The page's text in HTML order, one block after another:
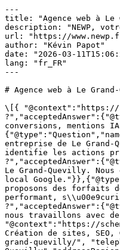
---
title: "Agence web à Le Grand-Quevilly"
description: "NEWP, votre agence web à Le Grand-Quevilly. Création de sites, SEO, GEO, marketing digital et IA. Audit gratuit, devis sous 48h."
url: "https://www.newp.fr/agence-web/le-grand-quevilly/"
author: "Kévin Papot"
date: "2026-03-11T15:06:27+00:00"
lang: "fr_FR"
---

# Agence web à Le Grand-Quevilly

\[{ "@context":"https://schema.org", "@type":"FAQPage", "mainEntity":\[{"@type":"Question","name":"Puis-je suivre les r\\u00e9sultats de ma strat\\u00e9gie digitale ?","acceptedAnswer":{"@type":"Answer","text":"Bien s\\u00fbr. Nous fournissons un reporting mensuel d\\u00e9taill\\u00e9 : positions Google, trafic organique, conversions, mentions IA, co\\u00fbt par lead et ROI. Vous avez une vision claire et transparente de l'\\u00e9volution de votre visibilit\\u00e9."}},{"@type":"Question","name":"Proposez-vous des audits gratuits ?","acceptedAnswer":{"@type":"Answer","text":"Oui, nous proposons un audit SEO et GEO gratuit pour toute entreprise de Le Grand-Quevilly souhaitant \\u00e9valuer sa visibilit\\u00e9 en ligne. Cet audit analyse votre positionnement Google, votre visibilit\\u00e9 IA et identifie les actions prioritaires."}},{"@type":"Question","name":"NEWP peut-il m'aider avec le r\\u00e9f\\u00e9rencement local \\u00e0 Le Grand-Quevilly ?","acceptedAnswer":{"@type":"Answer","text":"Absolument. Le r\\u00e9f\\u00e9rencement local est essentiel pour capter la client\\u00e8le de proximit\\u00e9 \\u00e0 Le Grand-Quevilly. Nous optimisons votre fiche Google Business Profile, vos citations NAP et votre contenu g\\u00e9olocalis\\u00e9 pour appara\\u00eetre dans le pack local Google."}},{"@type":"Question","name":"NEWP propose-t-il de la maintenance web \\u00e0 Le Grand-Quevilly ?","acceptedAnswer":{"@type":"Answer","text":"Oui, nous proposons des forfaits de maintenance WordPress incluant mises \\u00e0 jour, sauvegardes, monitoring de s\\u00e9curit\\u00e9 et support technique. Votre site reste performant, s\\u00e9curis\\u00e9 et \\u00e0 jour en permanence."}},{"@type":"Question","name":"Travaillez-vous uniquement avec des entreprises de Le Grand-Quevilly ?","acceptedAnswer":{"@type":"Answer","text":"Non, NEWP accompagne des entreprises dans toute la France. Le Grand-Quevilly est l'une de nos zones d'intervention, mais nous travaillons avec des clients de toutes les r\\u00e9gions gr\\u00e2ce \\u00e0 notre mod\\u00e8le hybride pr\\u00e9sentiel/distanciel."}}\] },{ "@context":"https://schema.org", "@type":"ProfessionalService", "name":"NEWP — Agence web à Le Grand-Quevilly", "description":"Agence web à Le Grand-Quevilly — Création de sites, SEO, GEO, marketing digital et IA pour les entreprises de Le Grand-Quevilly et de la région Normandie.", "url":"https://www.newp.fr/agence-web/le-grand-quevilly/", "telephone":"+33975363217", "address":{"@type":"PostalAddress","addressLocality":"Le Grand-Quevilly","addressRegion":"Normandie","addressCountry":"FR"}, "areaServed":{"@type":"City","name":"Le Grand-Quevilly"}, "priceRange":"€€", "sameAs":\["https://www.linkedin.com/company/newp-agency"\] },{ "@context":"https://schema.org", "@type":"BreadcrumbList", "itemListElement":\[ {"@type":"ListItem","position":1,"name":"Accueil","item":"https://www.newp.fr/"}, {"@type":"ListItem","position":2,"name":"Nos agences","item":"https://www.newp.fr/agence-web/"}, {"@type":"ListItem","position":3,"name":"Agence web à Le Grand-Quevilly","item":"https://www.newp.fr/agence-web/le-grand-quevilly/"} \] }\] [Accueil](/) › [Nos agences](/agence-web/) › Le Grand-Quevilly

 

 🏭 Agence web# Agence web à Le Grand-Quevilly

Expertise digitale à Le Grand-Quevilly — NEWP conçoit des sites web performants et déploie des stratégies SEO, GEO et IA pour les entreprises de Normandie.

 [Contacter l'agence →](/contact/) [📞 09 75 36 32 17](tel:+33975363217) 

 

 À propos## Votre agence web à Le Grand-Quevilly

Au cœur de la région Normandie, Le Grand-Quevilly réunit un tissu entrepreneurial varié où se côtoient industrie, logistique, commerce. NEWP met son expertise au service des professionnels Grand-Quevillaises pour renforcer leur présence en ligne.

Les Grand-Quevillais qui nous font confiance bénéficient d'un accompagnement complet : audit de visibilité, stratégie digitale personnalisée, mise en œuvre opérationnelle et suivi des performances. Chaque action est pensée pour générer un retour concret.

L'atout majeur de NEWP pour les entreprises à Le Grand-Quevilly : une **expertise pionnière en référencement IA et GEO**, combinée à une maîtrise complète du SEO traditionnel, du webdesign et du marketing digital. Une approche à 360° au service de votre croissance.

## Nos services à Le Grand-Quevilly

NEWP propose une gamme complète de services digitaux pour accompagner les entreprises de **Le Grand-Quevilly** et de la **région Normandie** dans leur croissance en ligne :

\- **[Création de site web](/creation-site-web/le-grand-quevilly/)** — Sites vitrine, e-commerce et applications web sur-mesure optimisés pour le référencement et la conversion.
\- **[Référencement SEO](/referencement-seo/le-grand-quevilly/)** — Stratégies SEO complètes pour positionner votre site en première page de Google sur vos mots-clés stratégiques.
\- **[SEO Local](/referencement-local/le-grand-quevilly/)** — Optimisation Google Business Profile, citations NAP et contenu géolocalisé pour capter la clientèle de proximité à Le Grand-Quevilly.
\- **[Référencement GEO](/referencement-geo/le-grand-quevilly/)** — Optimisez votre visibilité sur ChatGPT, Perplexity et Google AI Overviews. Expertise pionnière en France.
\- **[Google Ads (SEA)](/referencement-payant-sea/le-grand-quevilly/)** — Campagnes publicitaires Google Ads avec optimisation continue du ROI.
\- **[Marketing digital](/marketing-digital/le-grand-quevilly/)** — Stratégie de contenu, réseaux sociaux, emailing et automatisation.
 
 

200+Clients accompagnés

+12 ansD'expérience

96%De clients satisfaits

Top 3Positions Google visées

 

 

## Pourquoi choisir NEWP à Le Grand-Quevilly ?

Les entreprises de Le Grand-Quevilly font face à un défi commun : se démarquer en ligne dans un marché local de plus en plus connecté et exigeant.

NEWP se distingue par trois piliers fondamentaux :

\- ****Vision globale, action locale**** — Nous combinons une vision stratégique nationale avec une exécution adaptée aux spécificités de Le Grand-Quevilly et de sa région.
\- ****Innovation permanente**** — NEWP intègre les dernières avancées en SEO, GEO et intelligence artificielle pour vous donner une longueur d'avance sur vos concurrents.
\- ****Engagement sur les résultats**** — Nous ne promettons pas, nous livrons. Notre taux de satisfaction de 96% témoigne de notre engagement envers chaque client.
 
## Notre méthodologie de travail

Chaque collaboration avec NEWP suit un processus éprouvé :

\- **Immersion** — Nous nous plongeons dans votre métier, votre marché et votre territoire pour comprendre vos enjeux spécifiques.
\- **Co-construction** — Ensemble, nous définissons la stratégie idéale qui aligne vos objectifs business avec les leviers digitaux les plus performants.
\- **Réalisation experte** — Notre équipe déploie chaque action avec rigueur technique et créativité, du développement au contenu.
\- **Pilotage continu** — Suivi des performances, optimisation des campagnes, veille concurrentielle : votre stratégie évolue avec votre marché.
 
 

\> Le meilleur moment pour investir dans votre visibilité en ligne, c'était hier. Le deuxième meilleur moment, c'est maintenant. — L'équipe NEWP

## L'écosystème digital à Le Grand-Quevilly

L'économie de Le Grand-Quevilly connaît une mutation digitale profonde. Les 25 000 habitants de la ville et les professionnels des secteurs industrie, logistique, commerce recherchent de plus en plus leurs prestataires en ligne, que ce soit via Google ou les nouveaux moteurs IA.

NEWP se positionne comme le partenaire digital de référence à Le Grand-Quevilly. Notre approche multi-canal intègre l'ensemble des leviers du marketing digital : [création de sites web](/creation-site-web/le-grand-quevilly/) performants, [référencement naturel](/referencement-seo/le-grand-quevilly/) pour une visibilité durable, [référencement GEO](/referencement-geo/le-grand-quevilly/) pour les moteurs IA, publicité ciblée et stratégie de contenu.

## Le référencement GEO et IA à Le Grand-Quevilly

À Le Grand-Quevilly, le référencement ne se limite plus à Google. Les moteurs de réponse IA (ChatGPT, Perplexity, Claude) influencent de plus en plus les décisions d'achat. NEWP vous accompagne dans cette révolution avec son expertise pionnière en GEO et référencement IA.

Cette expertise est un différenciateur majeur : très peu d'agences web en France maîtrisent ces nouvelles disciplines. En choisissant NEWP à Le Grand-Quevilly, vous prenez une avance concurrentielle significative sur votre marché local.

## Des résultats mesurables pour votre entreprise

Les résultats parlent d'eux-mêmes : nos clients à travers la France constatent en moyenne une augmentation de 150% de leur trafic organique en 12 mois. À Le Grand-Quevilly, nous appliquons la même rigueur et les mêmes méthodes éprouvées pour votre succès.

## Technologies et compétences

L'équipe NEWP déploie un éventail complet de technologies au service des entreprises de Le Grand-Quevilly : WordPress et WooCommerce, HTML5/CSS3/JavaScript, PHP, optimisation Core Web Vitals, Google Analytics 4, Google Tag Manager, Google Search Console, Google Ads, balisage Schema.org, accessibilité RGAA/WCAG, et les méthodologies SEO, GEO et IA qui font notre spécificité.

## Votre projet digital à Le Grand-Quevilly commence ici

Prêt à développer votre présence digitale à Le Grand-Quevilly ? Contactez NEWP pour un premier échange gratuit. Nous analyserons votre situation actuelle, identifierons les opportunités et définirons ensemble une stratégie gagnante pour votre activité.

 

 Questions fréquentes## FAQ — Agence web à Le Grand-Quevilly

 

  Pui